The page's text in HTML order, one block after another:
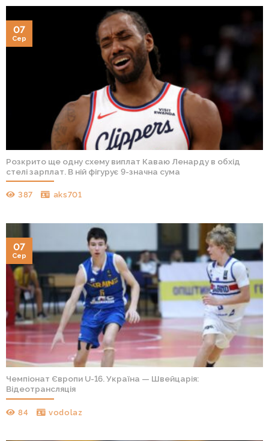
Розкрито ще одну схему виплат Каваю Ленарду в обхід
стелі зарплат. В ній фігурує 9-значна сума
387 aks701
07
Сер
Чемпіонат Європи U-16. Україна — Швейцарія:
Відеотрансляція
84 vodolaz
07
Сер